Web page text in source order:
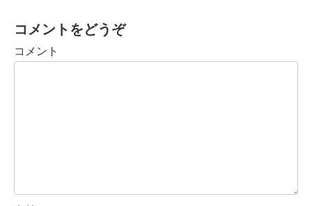
コメントをどうぞ
コメント